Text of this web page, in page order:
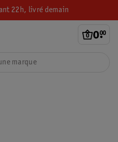
22h, livré demain
0.
00